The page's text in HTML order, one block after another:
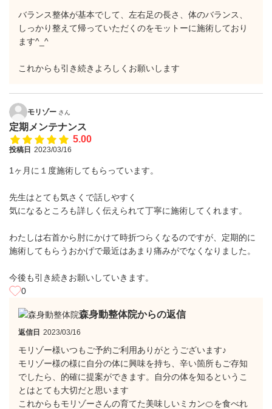
バランス整体が基本でして、左右足の長さ、体のバランス、
しっかり整えて帰っていただくのをモットーに施術しており
ます^_^
これからも引き続きよろしくお願いします
モリゾー さん
定期メンテナンス
5.00
投稿日 2023/03/16
1ヶ月に１度施術してもらっています。
先生はとても気さくで話しやすく
気になるところも詳しく伝えられて丁寧に施術してくれます。
わたしは右首から肘にかけて時折つらくなるのですが、定期的に
施術してもらうおかげで最近はあまり痛みがでなくなりました。
今後も引き続きお願いしていきます。
0
森身動整体院からの返信
返信日 2023/03/16
モリゾー様いつもご予約ご利用ありがとうございます♪
モリゾー様の様に自分の体に興味を持ち、辛い箇所もご存知
でしたら、的確に提案ができます。自分の体を知るというこ
とはとても大切だと思います
これからもモリゾーさんの育てた美味しいミカン🍊を食べれ